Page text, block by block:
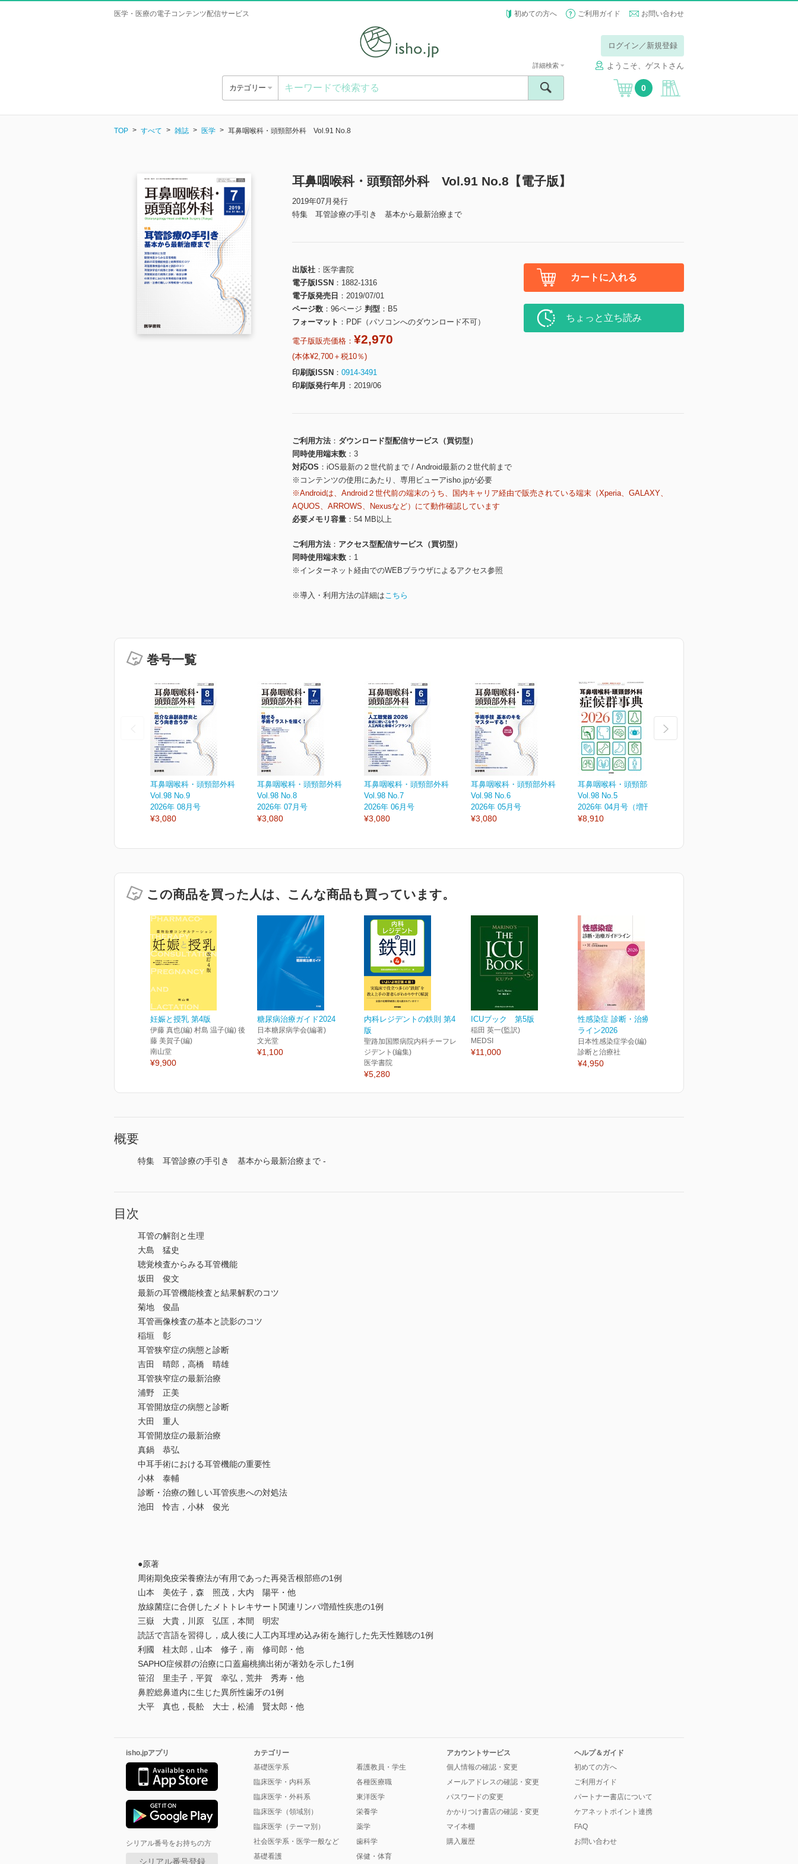
医学・医療の電子コンテンツ配信サービス 初めての方へ ご利用ガイド お問い合わせ
ログイン／新規登録
ようこそ、ゲストさん
カテゴリー
詳細検索
0
TOP すべて 雑誌 医学 耳鼻咽喉科・頭頸部外科 Vol.91 No.8
耳鼻咽喉科・頭頸部外科 Vol.91 No.8【電子版】
2019年07月発行
特集 耳管診療の手引き 基本から最新治療まで
出版社
医学書院
電子版ISSN
1882-1316
電子版発売日
2019/07/01
ページ数
96ページ 判型
B5
フォーマット
PDF（パソコンへのダウンロード不可）
電子版販売価格： ¥2,970
(本体¥2,700＋税10％)
印刷版ISSN
0914-3491
印刷版発行年月
2019/06
カートに入れる
ちょっと立ち読み
ご利用方法
ダウンロード型配信サービス（買切型）
同時使用端末数
3
対応OS
iOS最新の２世代前まで / Android最新の２世代前まで
※コンテンツの使用にあたり、専用ビューアisho.jpが必要
※Androidは、Android２世代前の端末のうち、国内キャリア経由で販売されている端末（Xperia、GALAXY、
AQUOS、ARROWS、Nexusなど）にて動作確認しています
必要メモリ容量
54 MB以上
ご利用方法
アクセス型配信サービス（買切型）
同時使用端末数
1
※インターネット経由でのWEBブラウザによるアクセス参照
※導入・利用方法の詳細はこちら
巻号一覧
耳鼻咽喉科・頭頸部外科
Vol.98 No.9
2026年 08月号
¥3,080
耳鼻咽喉科・頭頸部外科
Vol.98 No.8
2026年 07月号
¥3,080
耳鼻咽喉科・頭頸部外科
Vol.98 No.7
2026年 06月号
¥3,080
耳鼻咽喉科・頭頸部外科
Vol.98 No.6
2026年 05月号
¥3,080
耳鼻咽喉科・頭頸部外科
Vol.98 No.5
2026年 04月号（増刊号）
¥8,910
この商品を買った人は、こんな商品も買っています。
妊娠と授乳 第4版
伊藤 真也(編) 村島 温子(編) 後
藤 美賀子(編)
南山堂
¥9,900
糖尿病治療ガイド2024
日本糖尿病学会(編著)
文光堂
¥1,100
内科レジデントの鉄則 第4
版
聖路加国際病院内科チーフレ
ジデント(編集)
医学書院
¥5,280
ICUブック 第5版
稲田 英一(監訳)
MEDSI
¥11,000
性感染症 診断・治療ガイド
ライン2026
日本性感染症学会(編)
診断と治療社
¥4,950
概要
特集 耳管診療の手引き 基本から最新治療まで -
目次
耳管の解剖と生理
大島 猛史
聴覚検査からみる耳管機能
坂田 俊文
最新の耳管機能検査と結果解釈のコツ
菊地 俊晶
耳管画像検査の基本と読影のコツ
稲垣 彰
耳管狭窄症の病態と診断
吉田 晴郎，高橋 晴雄
耳管狭窄症の最新治療
浦野 正美
耳管開放症の病態と診断
大田 重人
耳管開放症の最新治療
真鍋 恭弘
中耳手術における耳管機能の重要性
小林 泰輔
診断・治療の難しい耳管疾患への対処法
池田 怜吉，小林 俊光
●原著
周術期免疫栄養療法が有用であった再発舌根部癌の1例
山本 美佐子，森 照茂，大内 陽平・他
放線菌症に合併したメトトレキサート関連リンパ増殖性疾患の1例
三嶽 大貴，川原 弘匡，本間 明宏
読話で言語を習得し，成人後に人工内耳埋め込み術を施行した先天性難聴の1例
利國 桂太郎，山本 修子，南 修司郎・他
SAPHO症候群の治療に口蓋扁桃摘出術が著効を示した1例
笹沼 里圭子，平賀 幸弘，荒井 秀寿・他
鼻腔総鼻道内に生じた異所性歯牙の1例
大平 真也，長舩 大士，松浦 賢太郎・他
isho.jpアプリ
シリアル番号をお持ちの方
シリアル番号登録
カテゴリー
基礎医学系
臨床医学・内科系
臨床医学・外科系
臨床医学（領域別）
臨床医学（テーマ別）
社会医学系・医学一般など
基礎看護
看護教員・学生
各種医療職
東洋医学
栄養学
薬学
歯科学
保健・体育
アカウントサービス
個人情報の確認・変更
メールアドレスの確認・変更
パスワードの変更
かかりつけ書店の確認・変更
マイ本棚
購入履歴
ヘルプ＆ガイド
初めての方へ
ご利用ガイド
パートナー書店について
ケアネットポイント連携
FAQ
お問い合わせ